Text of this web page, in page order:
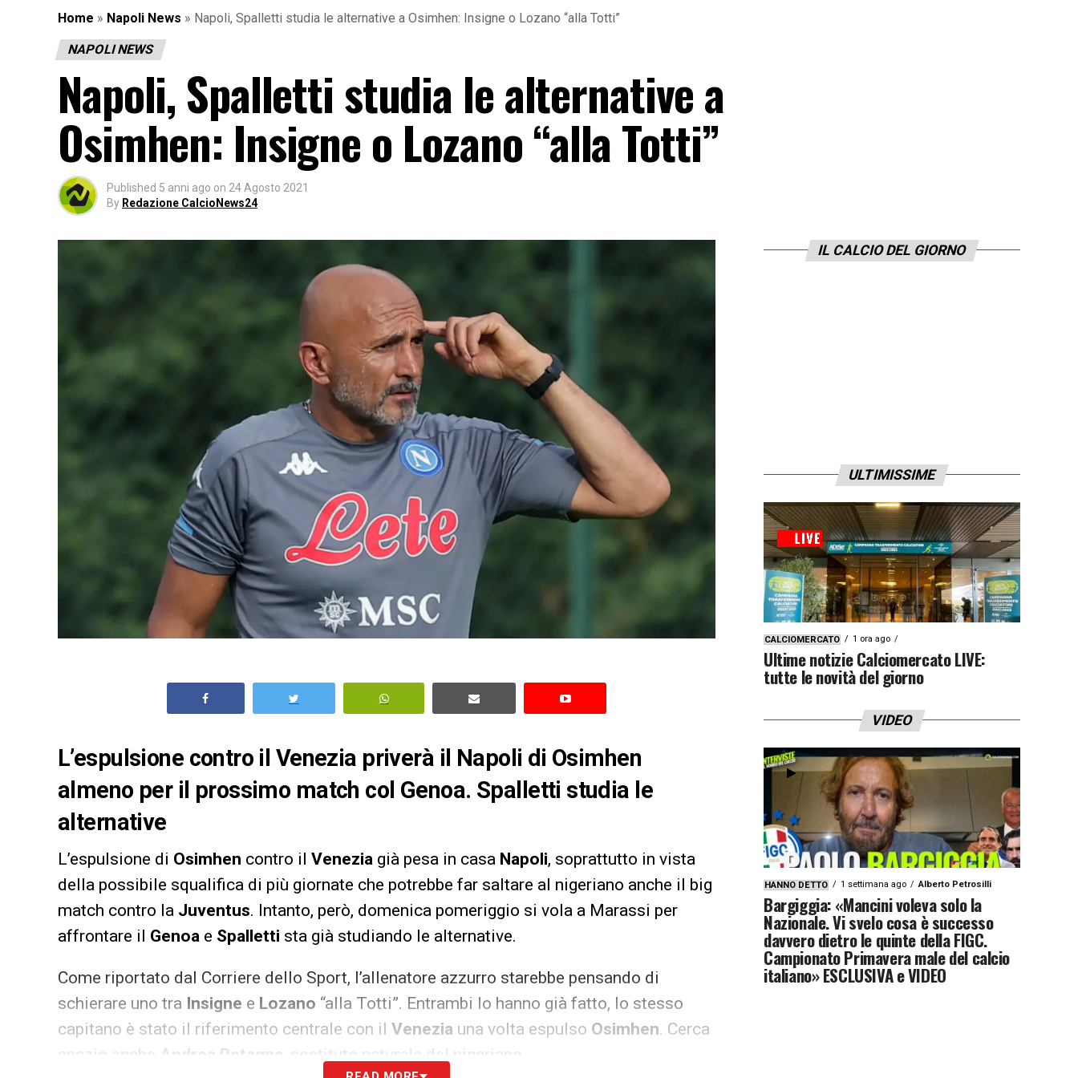
Home » Napoli News » Napoli, Spalletti studia le alternative a Osimhen: Insigne o Lozano “alla Totti”
NAPOLI NEWS
Napoli, Spalletti studia le alternative a
Osimhen: Insigne o Lozano “alla Totti”
Published 5 anni ago on 24 Agosto 2021
By Redazione CalcioNews24
L’espulsione contro il Venezia priverà il Napoli di Osimhen
almeno per il prossimo match col Genoa. Spalletti studia le
alternative
L’espulsione di Osimhen contro il Venezia già pesa in casa Napoli, soprattutto in vista
della possibile squalifica di più giornate che potrebbe far saltare al nigeriano anche il big
match contro la Juventus. Intanto, però, domenica pomeriggio si vola a Marassi per
affrontare il Genoa e Spalletti sta già studiando le alternative.
Come riportato dal Corriere dello Sport, l’allenatore azzurro starebbe pensando di
schierare uno tra Insigne e Lozano “alla Totti”. Entrambi lo hanno già fatto, lo stesso
capitano è stato il riferimento centrale con il Venezia una volta espulso Osimhen. Cerca
spazio anche
Andrea Petagna , sostituto naturale del nigeriano.
IL CALCIO DEL GIORNO
ULTIMISSIME
CALCIOMERCATO 1 ora ago
Ultime notizie Calciomercato LIVE:
tutte le novità del giorno
VIDEO
HANNO DETTO 1 settimana ago Alberto Petrosilli
Bargiggia: «Mancini voleva solo la
Nazionale. Vi svelo cosa è successo
davvero dietro le quinte della FIGC.
Campionato Primavera male del calcio
italiano» ESCLUSIVA e VIDEO